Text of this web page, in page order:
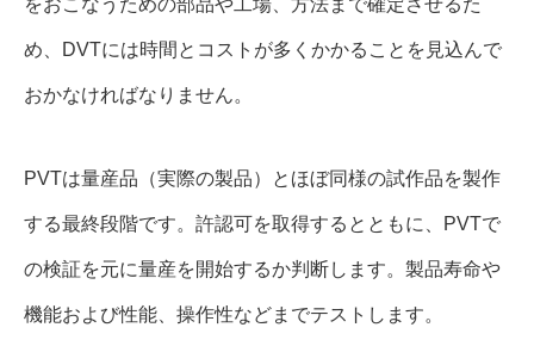
をおこなうための部品や工場、方法まで確定させるた
め、DVTには時間とコストが多くかかることを見込んで
おかなければなりません。
PVTは量産品（実際の製品）とほぼ同様の試作品を製作
する最終段階です。許認可を取得するとともに、PVTで
の検証を元に量産を開始するか判断します。製品寿命や
機能および性能、操作性などまでテストします。